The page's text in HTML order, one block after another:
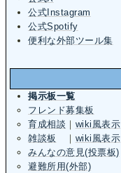
公式Instagram
公式Spotify
便利な外部ツール集
掲示板一覧
フレンド募集板
育成相談 ｜ wiki風表示
雑談板
｜ wiki風表示
みんなの意見(投票板)
避難所用(外部)